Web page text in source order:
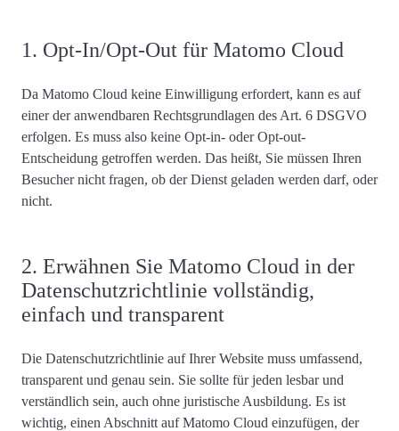
1. Opt-In/Opt-Out für Matomo Cloud
Da Matomo Cloud keine Einwilligung erfordert, kann es auf
einer der anwendbaren Rechtsgrundlagen des Art. 6 DSGVO
erfolgen. Es muss also keine Opt-in- oder Opt-out-
Entscheidung getroffen werden. Das heißt, Sie müssen Ihren
Besucher nicht fragen, ob der Dienst geladen werden darf, oder
nicht.
2. Erwähnen Sie Matomo Cloud in der
Datenschutzrichtlinie vollständig,
einfach und transparent
Die Datenschutzrichtlinie auf Ihrer Website muss umfassend,
transparent und genau sein. Sie sollte für jeden lesbar und
verständlich sein, auch ohne juristische Ausbildung. Es ist
wichtig, einen Abschnitt auf Matomo Cloud einzufügen, der